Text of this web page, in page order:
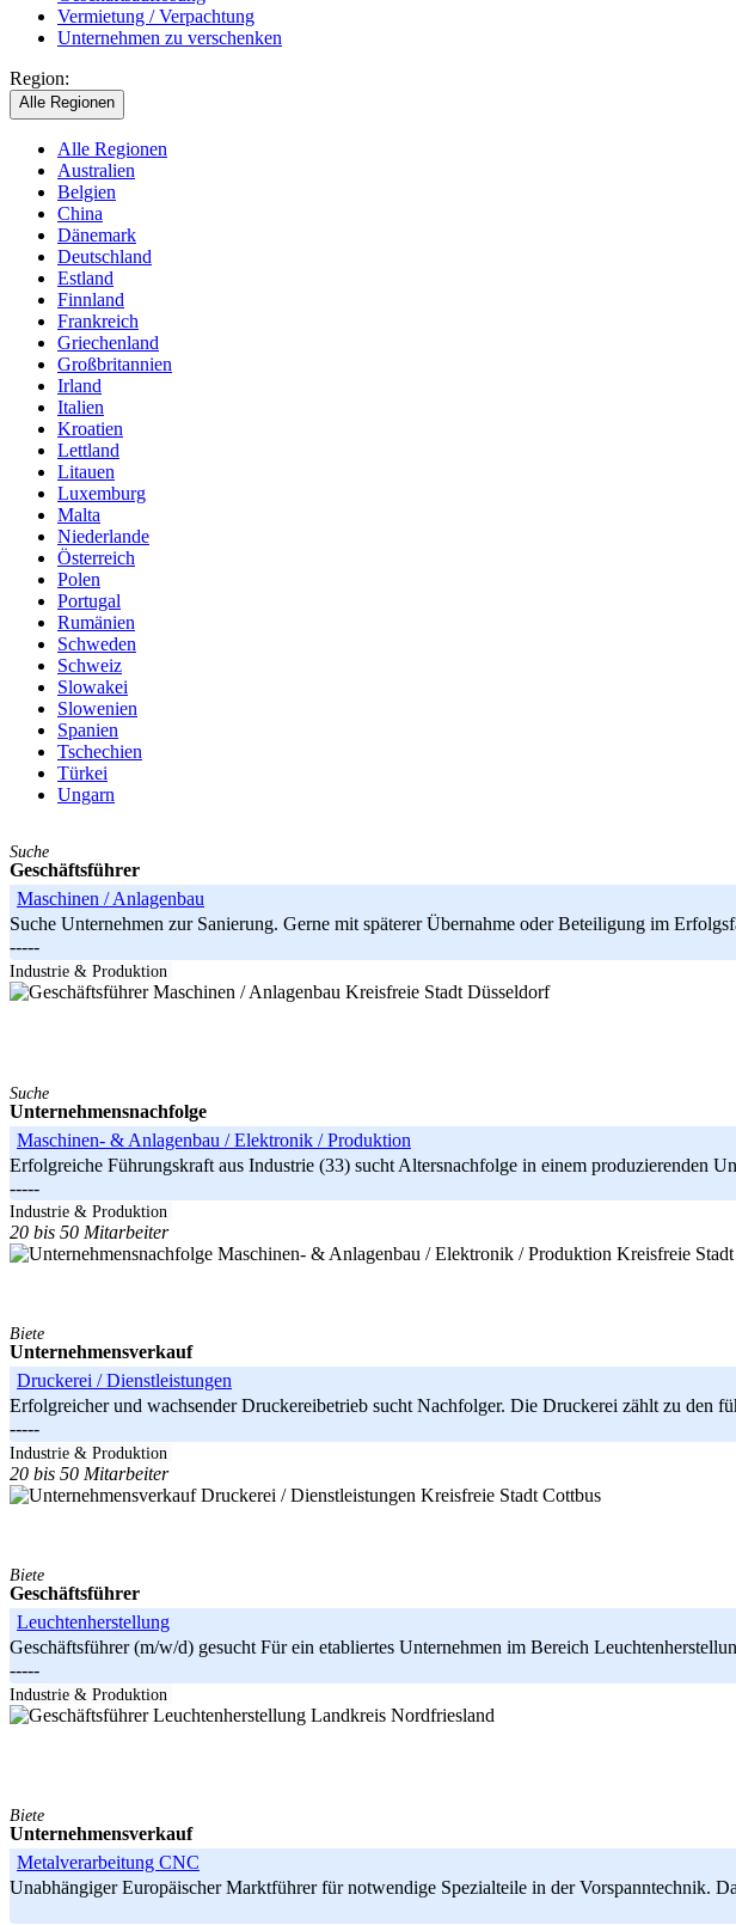
Vermietung / Verpachtung
Unternehmen zu verschenken
Region:
Alle Regionen
Alle Regionen
Australien
Belgien
China
Dänemark
Deutschland
Estland
Finnland
Frankreich
Griechenland
Großbritannien
Irland
Italien
Kroatien
Lettland
Litauen
Luxemburg
Malta
Niederlande
Österreich
Polen
Portugal
Rumänien
Schweden
Schweiz
Slowakei
Slowenien
Spanien
Tschechien
Türkei
Ungarn
Suche
Geschäftsführer
Maschinen / Anlagenbau
Suche Unternehmen zur Sanierung. Gerne mit späterer Übernahme oder Beteiligung im
-----
Nordrhein-Westfalen
Industrie & Produktion
Kreisfreie Stadt Düsseldorf
Suche
Unternehmensnachfolge
Maschinen- & Anlagenbau / Elektronik / Produktion
Erfolgreiche Führungskraft aus Industrie (33) sucht Altersnachfolge in einem produzierenden
-----
Hamburg
Industrie & Produktion
20 bis 50 Mitarbeiter
Kreisfreie
Biete
Unternehmensverkauf
Druckerei / Dienstleistungen
Erfolgreicher und wachsender Druckereibetrieb sucht Nachfolger. Die Druckerei zählt zu den
-----
Brandenburg
Industrie & Produktion
20 bis 50 Mitarbeiter
Kreisfreie Stadt Cottbus
Biete
Geschäftsführer
Leuchtenherstellung
Geschäftsführer (m/w/d) gesucht Für ein etabliertes Unternehmen im Bereich
-----
Schleswig-Holstein
Industrie & Produktion
Landkreis Nordfriesland
Biete
Unternehmensverkauf
Metalverarbeitung CNC
Unabhängiger Europäischer Marktführer für notwendige Spezialteile in der Vorspanntechnik.